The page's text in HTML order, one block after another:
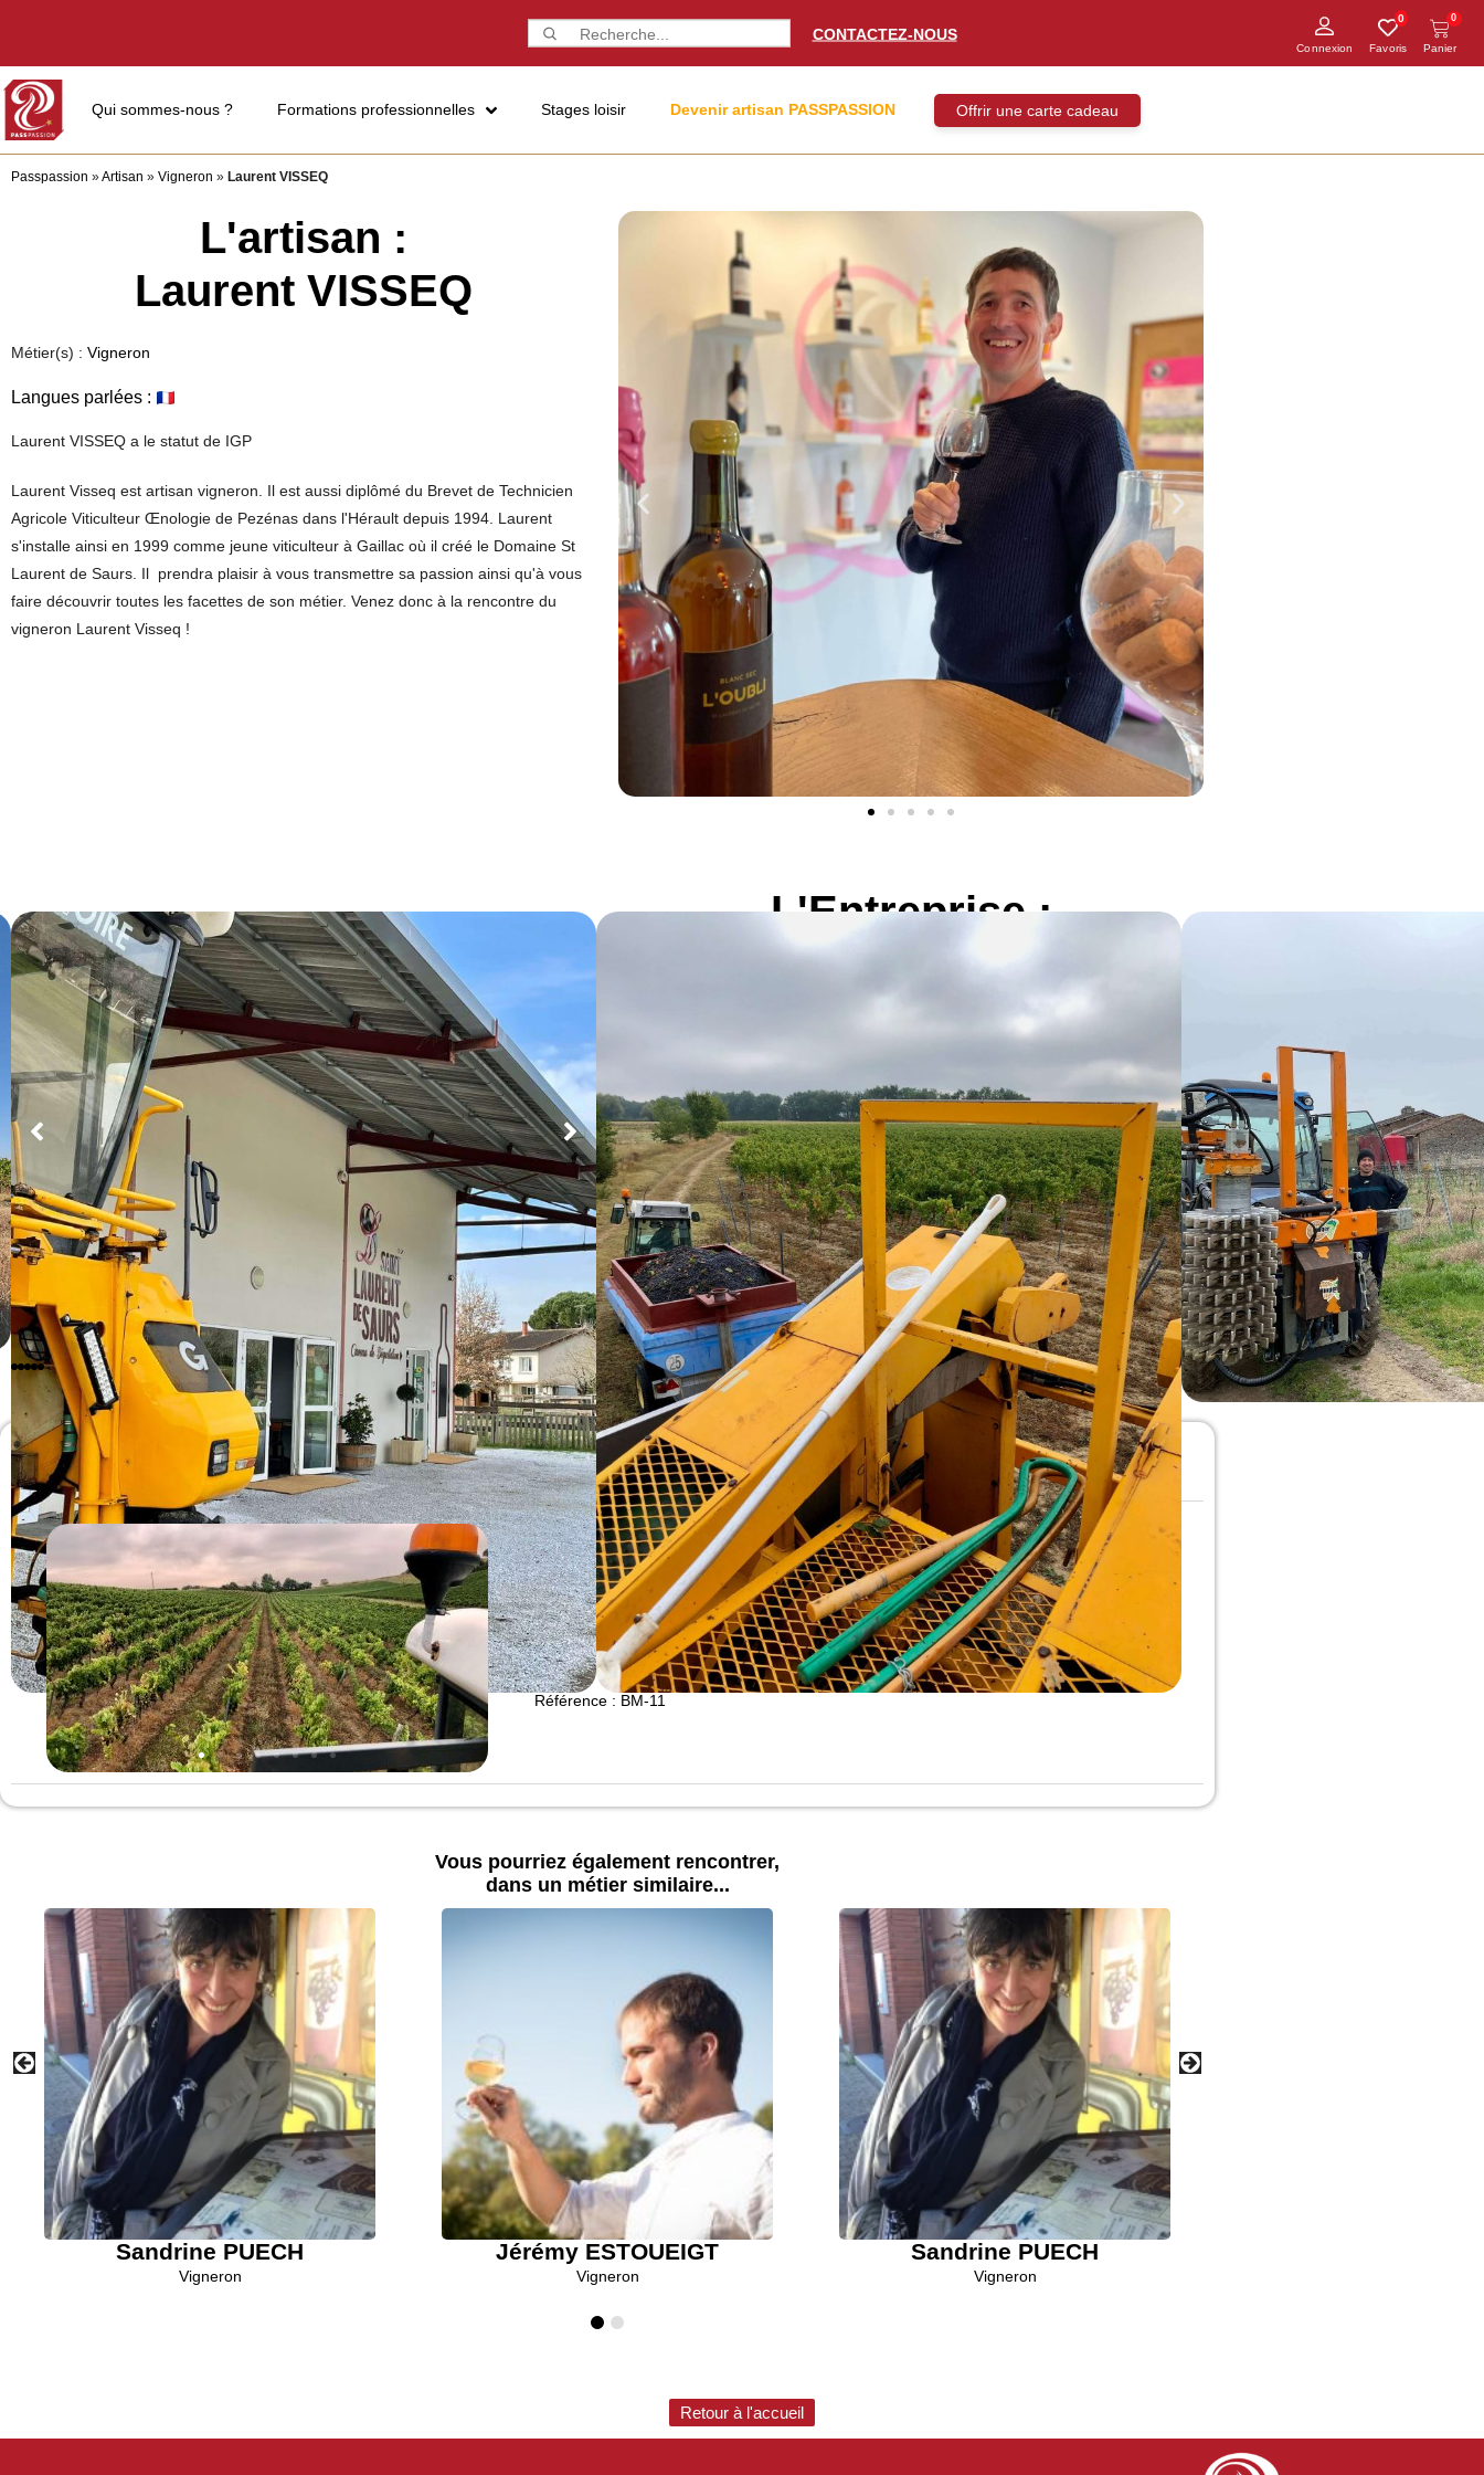
CONTACTEZ-NOUS
0 0
Qui sommes-nous ? Formations professionnelles Stages loisir Devenir artisan PASSPASSION Offrir une carte cadeau
Passpassion »Artisan » Vigneron » Laurent VISSEQ
L'artisan :
Laurent VISSEQ
Métier(s) : Vigneron
Langues parlées :
Laurent VISSEQ a le statut de IGP
Laurent Visseq est artisan vigneron. Il est aussi diplômé du Brevet de Technicien
Agricole Viticulteur Œnologie de Pezénas dans l'Hérault depuis 1994. Laurent
s'installe ainsi en 1999 comme jeune viticulteur à Gaillac où il créé le Domaine St
Laurent de Saurs. Il prendra plaisir à vous transmettre sa passion ainsi qu'à vous
faire découvrir toutes les facettes de son métier. Venez donc à la rencontre du
vigneron Laurent Visseq !
L'Entreprise :
EARL SAINT LAURENT DE
SAURS
Rural
Petite entreprise familiale crée en 1999, leDomaine St Laurent de Saurs
se
démarque par sa gamme étendue de vins puis de cépages.
Nous produisons des vins traditionnels de Gaillac mais aussi et surtout des vins de
grandes originalités. Située dans la petite Toscane du gaillacois nos parcelles en
coteaux et flans de coteaux nous offrent la chance de travailler dans un cadre
magnifique afin de produire des vins de qualité.
Le(s) stage(s) proposé(s)
Stage vigneron complet à Gaillac Voir
3 jours 740€
1 mini
4 maxi
Référence : BM-11
Vous pourriez également rencontrer,
dans un métier similaire...
Sandrine PUECH
Vigneron
Jérémy ESTOUEIGT
Vigneron
Sandrine PUECH
Vigneron
Retour à l'accueil